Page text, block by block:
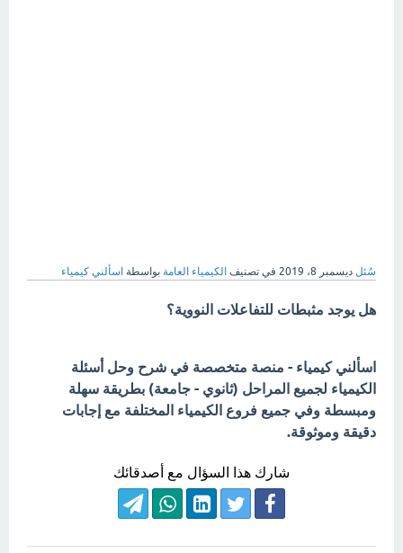
سُئل ديسمبر 8، 2019 في تصنيف الكيمياء العامة بواسطة اسألني كيمياء
هل يوجد مثبطات للتفاعلات النووية؟
اسألني كيمياء - منصة متخصصة في شرح وحل أسئلة
الكيمياء لجميع المراحل (ثانوي - جامعة) بطريقة سهلة
ومبسطة وفي جميع فروع الكيمياء المختلفة مع إجابات
دقيقة وموثوقة.
شارك هذا السؤال مع أصدقائك